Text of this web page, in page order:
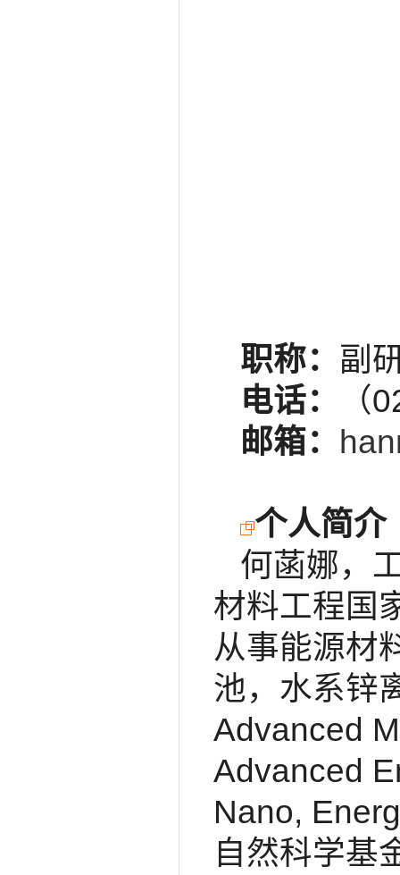
职称： 副
电话：
（
邮箱：
个人简介
何菡娜，
材料工程国
从事能源材
池，水系锌
Advanced
Advanced
Nano,
自然科学基